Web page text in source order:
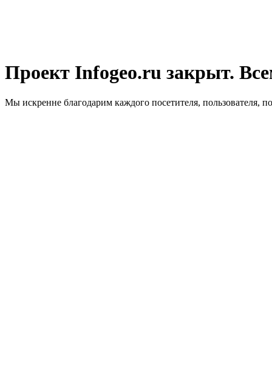
Проект Infogeo.ru закрыт.
Мы искренне благодарим каждого посетителя, пользователя,